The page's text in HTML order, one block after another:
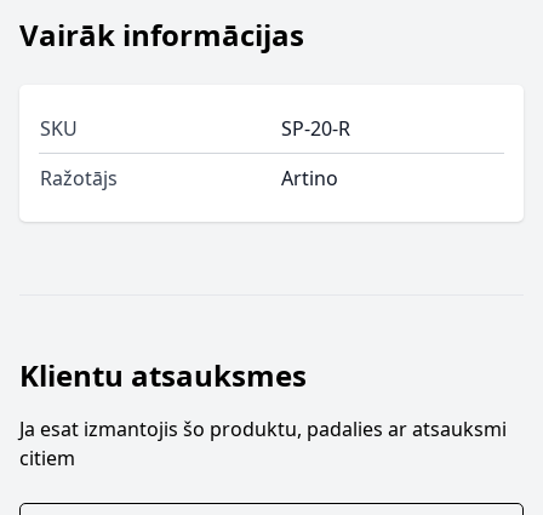
Vairāk informācijas
SKU
SP-20-R
Ražotājs
Artino
Klientu atsauksmes
Ja esat izmantojis šo produktu, padalies ar atsauksmi
citiem